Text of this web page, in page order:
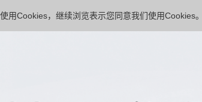
用Cookies，继续浏览表示您同意我们使用Cookies。